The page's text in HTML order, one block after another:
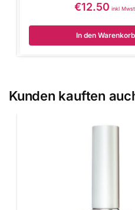
€12.50 inkl Mwst.
In den Warenkorb
Kunden kauften